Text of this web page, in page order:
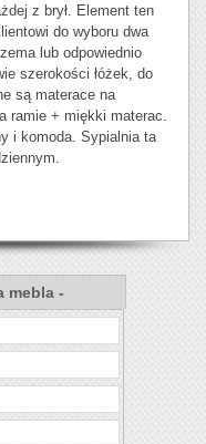
z brył. Element ten
do wyboru dwa
lub odpowiednio
szerokości łóżek, do
są materace na
ramie + miękki materac.
i komoda. Sypialnia ta
mebla -